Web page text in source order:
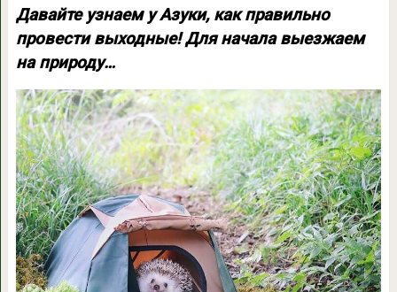
Давайте узнаем у Азуки, как правильно
провести выходные! Для начала выезжаем
на природу…